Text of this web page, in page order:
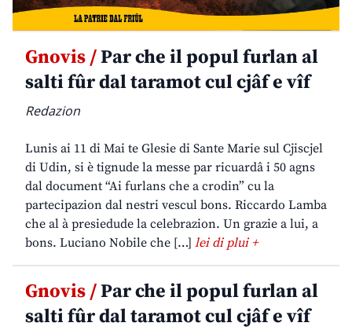
Gnovis /Par che il popul furlan al
salti fûr dal taramot cul cjâf e vîf
Redazion
Lunis ai 11 di Mai te Glesie di Sante Marie sul Cjiscjel
di Udin, si è tignude la messe par ricuardâ i 50 agns
dal document “Ai furlans che a crodin” cu la
partecipazion dal nestri vescul bons. Riccardo Lamba
che al à presiedude la celebrazion. Un grazie a lui, a
bons. Luciano Nobile che […] lei di plui +
Gnovis /Par che il popul furlan al
salti fûr dal taramot cul cjâf e vîf